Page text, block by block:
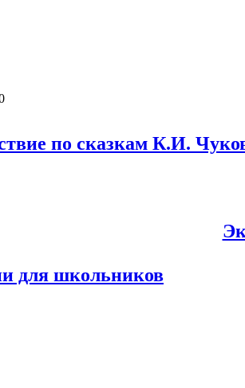
по сказкам К.И.
для школьников